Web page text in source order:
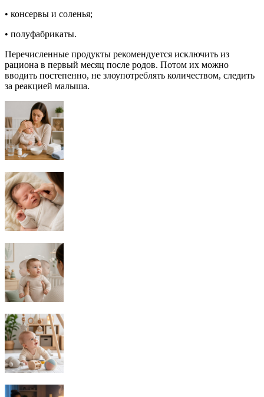
• консервы и соленья;
• полуфабрикаты.
Перечисленные продукты рекомендуется исключить из
рациона в первый месяц после родов. Потом их можно
вводить постепенно, не злоупотреблять количеством, следить
за реакцией малыша.